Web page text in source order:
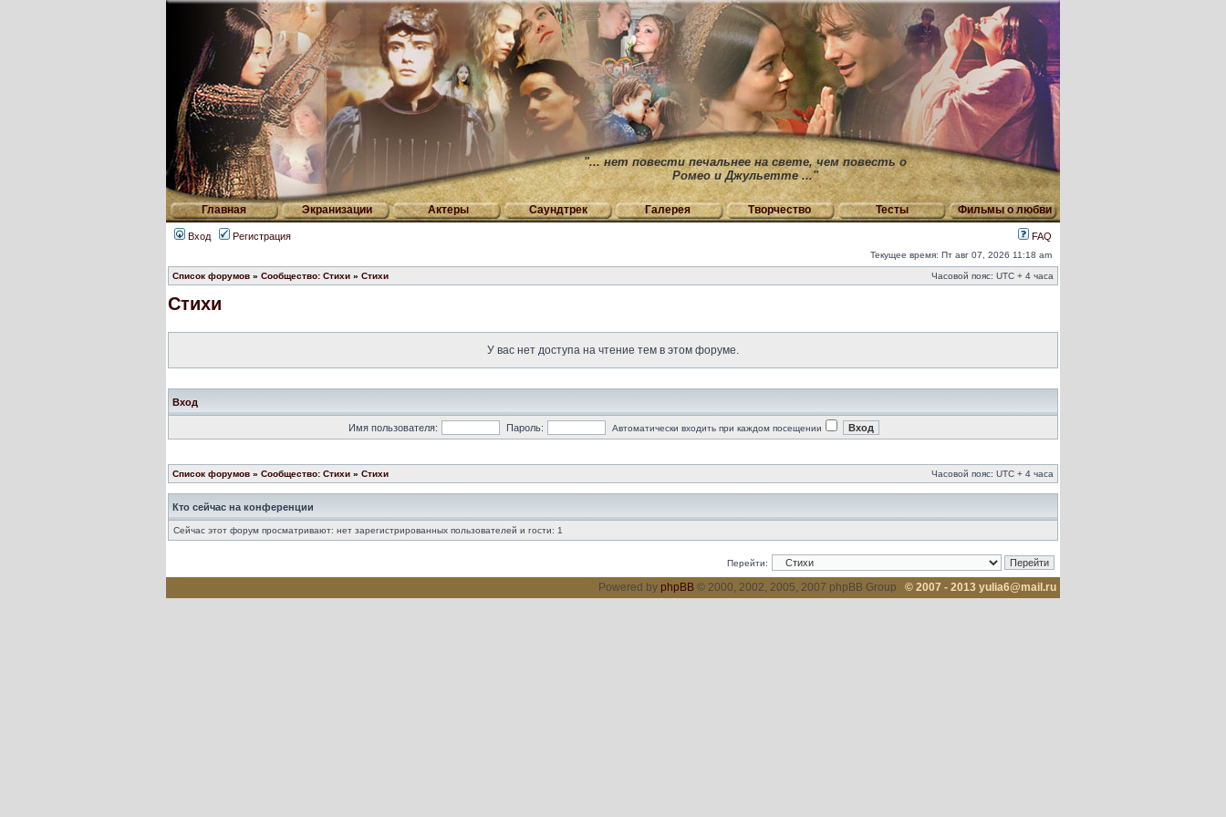
"... нет повести печальнее на свете, чем повесть о
Ромео и Джульетте ..."
Главная Экранизации Актеры Саундтрек Галерея Творчество Тесты Фильмы о любви
Вход Регистрация FAQ
Текущее время: Пт авг 07, 2026 11:18 am
Список форумов » Сообщество: Стихи » Стихи Часовой пояс: UTC + 4 часа
Стихи
У вас нет доступа на чтение тем в этом форуме.
Вход
Имя пользователя: Пароль: Автоматически входить при каждом посещении
Список форумов » Сообщество: Стихи » Стихи Часовой пояс: UTC + 4 часа
Кто сейчас на конференции
Сейчас этот форум просматривают: нет зарегистрированных пользователей и гости: 1
Перейти:
Powered by phpBB © 2000, 2002, 2005, 2007 phpBB Group © 2007 - 2013 yulia6@mail.ru